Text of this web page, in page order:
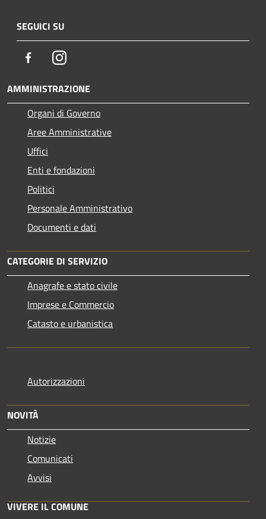
SEGUICI SU
FacebookInstagram
AMMINISTRAZIONE
Organi di Governo
Aree Amministrative
Uffici
Enti e fondazioni
Politici
Personale Amministrativo
Documenti e dati
CATEGORIE DI SERVIZIO
Anagrafe e stato civile
Imprese e Commercio
Catasto e urbanistica
Autorizzazioni
NOVITÀ
Notizie
Comunicati
Avvisi
VIVERE IL COMUNE